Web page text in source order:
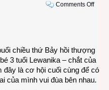
Comments Offon
dung
cuối
cùng
với
chiều thứ Bảy hồi thượng
3 tuổi Lewanika – chắt của
đây là cơ hội cuối cùng để có
của mình vui đùa bên nhau.